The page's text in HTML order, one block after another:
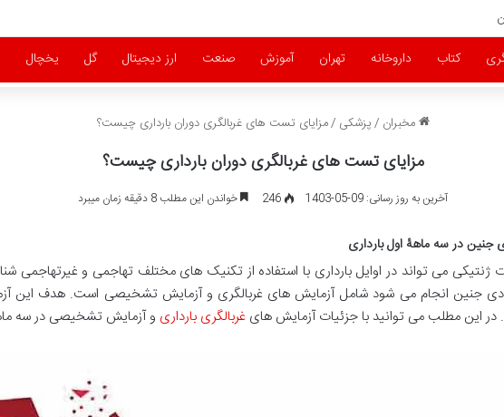
کتاب داروخانه تهران آموزش صنعت ارز دیجیتال گل یخچال
مخبران /پزشکی /مزایای تست های غربالگری دوران بارداری چیست؟
مزایای تست های غربالگری دوران بارداری چیست؟
آخرین به روز رسانی: 09-05-1403 246 خواندن این مطلب 8 دقیقه زمان میبرد
در سه ماهۀ اول بارداری
ژنتیکی می تواند در اوایل بارداری با استفاده از تکنیک های مختلف تهاجمی و غیرتهاجمی
جنین انجام می شود شامل آزمایش های غربالگری و آزمایش تشخیصی است. هدف این
در این مطلب می توانید با جزئیات آزمایش هایغربالگری بارداری و آزمایش تشخیصی در سه